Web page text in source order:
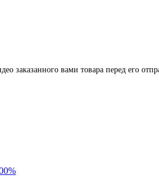
заказанного вами товара перед его